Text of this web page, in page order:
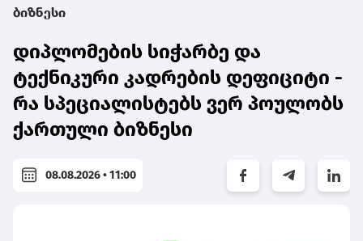
ბიზნესი
დიპლომების სიჭარბე და
ტექნიკური კადრების დეფიციტი -
რა სპეციალისტებს ვერ პოულობს
ქართული ბიზნესი
08.08.2026 • 11:00